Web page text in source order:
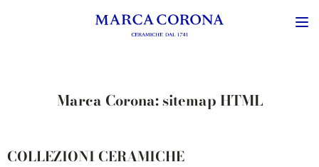
Marca Corona: sitemap HTML
COLLEZIONI CERAMICHE